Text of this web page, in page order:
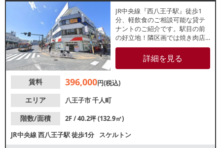
JR中央線『西八王子駅』徒歩1
分、軽飲食のご相談可能な貸テ
ナントのご紹介です。駅目の前
の好立地！隣区画では焼き肉店
が営業中です。カフェや食物販
等におすすめです。お気軽にお
問合せください。
詳細を見る
賃料 396,000円(税込)
エリア
八王子市千人町
階数/面積
2F / 40.2坪 (132.9㎡)
JR中央線西八王子駅徒歩1分 スケルトン